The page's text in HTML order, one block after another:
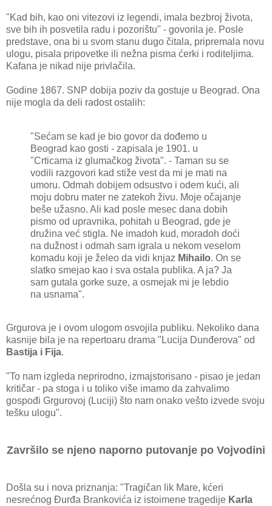
"Kad bih, kao oni vitezovi iz legendi, imala bezbroj života,
sve bih ih posvetila radu i pozorištu" - govorila je. Posle
predstave, ona bi u svom stanu dugo čitala, pripremala novu
ulogu, pisala pripovetke ili nežna pisma ćerki i roditeljima.
Kafana je nikad nije privlačila.
Godine 1867. SNP dobija poziv da gostuje u Beograd. Ona
nije mogla da deli radost ostalih:
"Sećam se kad je bio govor da dođemo u
Beograd kao gosti - zapisala je 1901. u
"Crticama iz glumačkog života". - Taman su se
vodili razgovori kad stiže vest da mi je mati na
umoru. Odmah dobijem odsustvo i odem kući, ali
moju dobru mater ne zatekoh živu. Moje očajanje
beše užasno. Ali kad posle mesec dana dobih
pismo od upravnika, pohitah u Beograd, gde je
družina već stigla. Ne imadoh kud, moradoh doći
na dužnost i odmah sam igrala u nekom veselom
komadu koji je želeo da vidi knjaz Mihailo. On se
slatko smejao kao i sva ostala publika. A ja? Ja
sam gutala gorke suze, a osmejak mi je lebdio
na usnama".
Grgurova je i ovom ulogom osvojila publiku. Nekoliko dana
kasnije bila je na repertoaru drama "Lucija Dunđerova" od
Bastija i Fija.
"To nam izgleda neprirodno, izmajstorisano - pisao je jedan
kritičar - pa stoga i u toliko više imamo da zahvalimo
gospođi Grgurovoj (Luciji) što nam onako vešto izvede svoju
tešku ulogu".
Završilo se njeno naporno putovanje po Vojvodini
Došla su i nova priznanja: "Tragičan lik Mare, kćeri
nesrećnog Đurđa Brankovića iz istoimene tragedije Karla